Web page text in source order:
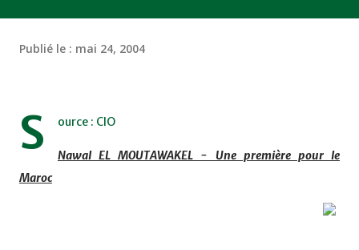
Publié le : mai 24, 2004
S ource : CIO
Nawal EL MOUTAWAKEL - Une première pour le
Maroc